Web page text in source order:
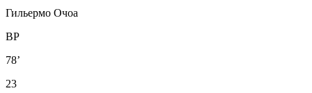
Гильермо Очоа
ВР
78’
23